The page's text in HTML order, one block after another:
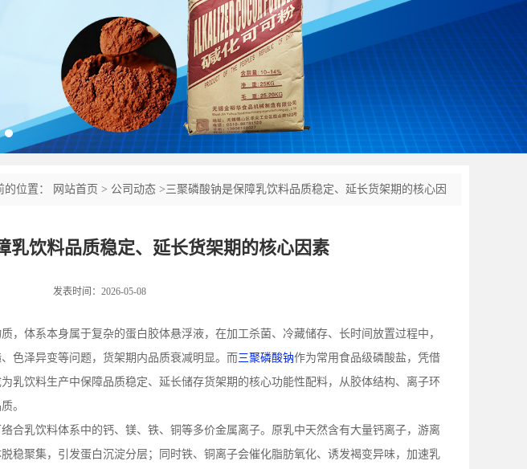
的位置： 网站首页 > 公司动态 >三聚磷酸钠是保障乳饮料品质稳定、延长货架期的核心因
乳饮料品质稳定、延长货架期的核心因素
发表时间：2026-05-08
，体系本身属于复杂的蛋白胶体悬浮液，在加工杀菌、冷藏储存、长时间放置过程中，
色泽异变等问题，货架期内品质衰减明显。而三聚磷酸钠作为常用食品级磷酸盐，凭借
乳饮料生产中保障品质稳定、延长储存货架期的核心功能性配料，从胶体结构、离子环
。
合乳饮料体系中的钙、镁、铁、铜等多价金属离子。原乳中天然含有大量钙离子，游离
稳聚集，引发蛋白沉淀分层；同时铁、铜离子会催化脂肪氧化、诱发褐变异味，加速乳